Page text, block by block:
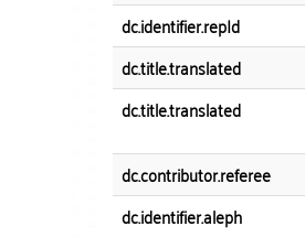
dc.identifier.repId
dc.title.translated
dc.title.translated
dc.contributor.referee
dc.identifier.aleph